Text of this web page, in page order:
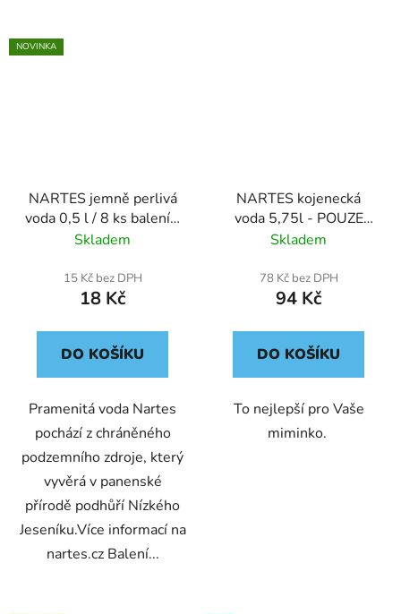
NOVINKA
NARTES jemně perlivá
voda 0,5 l / 8 ks balení -
POUZE ZLÍNSKÝ /
OLOMOUCKÝ KRAJ
Skladem
15 Kč bez DPH
18 Kč
DO KOŠÍKU
Pramenitá voda Nartes
pochází z chráněného
podzemního zdroje, který
vyvěrá v panenské
přírodě podhůří Nízkého
Jeseníku.Více informací na
nartes.cz Balení...
NARTES kojenecká
voda 5,75l - POUZE
ZLÍNSKÝ /
OLOMOUCKÝ KRAJ
Skladem
78 Kč bez DPH
94 Kč
DO KOŠÍKU
To nejlepší pro Vaše
miminko.